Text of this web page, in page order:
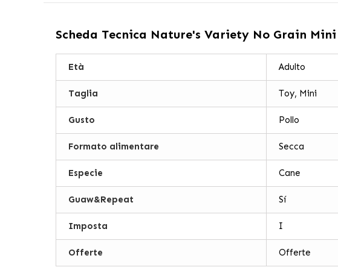
Scheda Tecnica Nature's Variety No Grain
Età Adulto
Taglia Toy, Mini
Gusto Pollo
Formato alimentare Secca
Especie Cane
Guaw&Repeat Sí
Imposta I
Offerte Offerte